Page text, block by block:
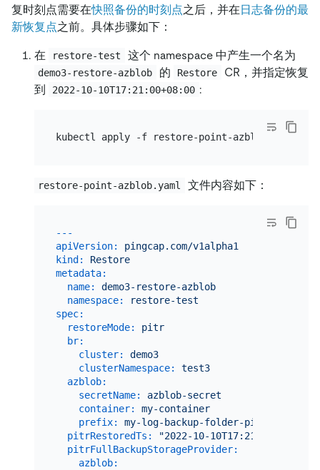
复时刻点需要在快照备份的时刻点之后，并在日志备份的最
新恢复点之前。具体步骤如下：
在 restore-test 这个 namespace 中产生一个名为
demo3-restore-azblob 的 Restore
CR，并指定恢复
到
2022-10-10T17:21:00+08:00 :
kubectl apply -f restore-point-azblob.yaml
restore-point-azblob.yaml 文件内容如下：
---
apiVersion:
pingcap.com/v1alpha1
kind:
Restore
metadata:
name:
demo3-restore-azblob
namespace:
restore-test
spec:
restoreMode:
pitr
br:
cluster:
demo3
clusterNamespace:
test3
azblob:
secretName:
azblob-secret
container:
my-container
prefix:
my-log-backup-folder-pitr
pitrRestoredTs:
"2022-10-10T17:21:00+08:00"
pitrFullBackupStorageProvider:
azblob: